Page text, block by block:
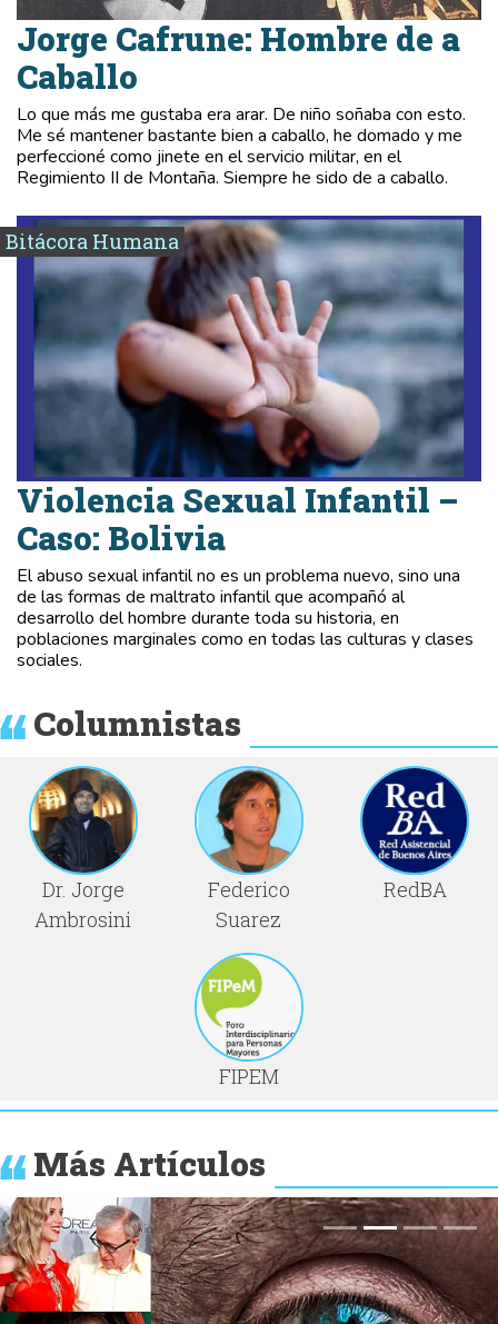
Jorge Cafrune: Hombre de a
Caballo
Lo que más me gustaba era arar. De niño soñaba con esto.
Me sé mantener bastante bien a caballo, he domado y me
perfeccioné como jinete en el servicio militar, en el
Regimiento II de Montaña. Siempre he sido de a caballo.
Bitácora Humana
Violencia Sexual Infantil –
Caso: Bolivia
El abuso sexual infantil no es un problema nuevo, sino una
de las formas de maltrato infantil que acompañó al
desarrollo del hombre durante toda su historia, en
poblaciones marginales como en todas las culturas y clases
sociales.
Columnistas
Dr. Jorge
Ambrosini
Federico
Suarez
RedBA
FIPEM
Más Artículos